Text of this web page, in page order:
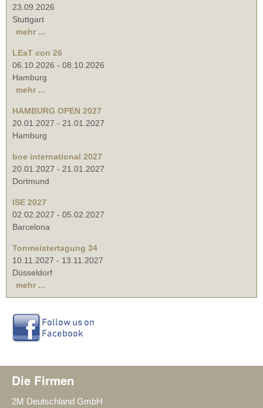
23.09.2026
Stuttgart
mehr ...
LEaT con 26
06.10.2026 - 08.10.2026
Hamburg
mehr ...
HAMBURG OPEN 2027
20.01.2027 - 21.01.2027
Hamburg
boe international 2027
20.01.2027 - 21.01.2027
Dortmund
ISE 2027
02.02.2027 - 05.02.2027
Barcelona
Tonmeistertagung 34
10.11.2027 - 13.11.2027
Düsseldorf
mehr ...
Die Firmen
2M Deutschland GmbH